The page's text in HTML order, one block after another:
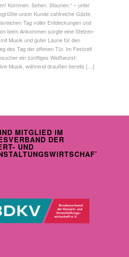
Kommen. Sehen. Staunen.“ – unter
unser Kunde zahlreiche Gäste
Tag voller Entdeckungen und
beim Ankommen sorgte eine Stelzen-
Musik und guter Laune für den
des Tag der offenen Tür. Im Festzelt
ein zünftiges Weißwurst-
Musik, während draußen bereits […]
MITGLIED IM
DER
UND